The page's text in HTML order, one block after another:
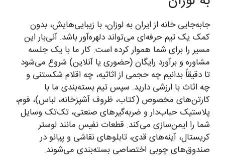
جابه‌جایی خانه از ایران به لوزان، با زیبایی‌هایش، بدون
کمک یک تیم حرفه‌ای می‌تواند دلهره‌آور باشد. آنی‌بار این
مسیر را برای شما هموار کرده است. کار ما با یک جلسه
مشاوره و برآورد رایگان (حضوری یا آنلاین) شروع می‌شود
تا دقیقاً بدانیم چه حجمی از اثاثیه، چه اقلام شکستنی و
چه اثاث با ارزشی دارید. سپس تیم بسته‌بندی ما با
کارتن‌های مخصوص (کتاب، ظروف آشپزخانه، لباس)، فوم،
پلاستیک حباب‌دار و ضربه‌گیرهای صنعتی، تک‌تک وسایل
شما را ایمن‌سازی می‌کند. قطعات نفیس مانند لوستر
کریستال، آینه‌های قدی، تابلوهای نقاشی و پیانو در
صندوق‌های چوبی اختصاصی بسته‌بندی می‌شوند.